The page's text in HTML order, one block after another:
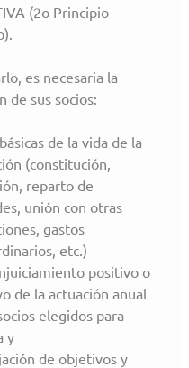
(2o Principio
es necesaria la
de sus socios:
de la vida de la
(constitución,
reparto de
unión con otras
gastos
etc.)
positivo o
de la actuación anual
elegidos para
y
de objetivos y